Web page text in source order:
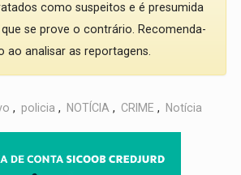
como suspeitos e é presumida
se prove o contrário. Recomenda-
ao analisar as reportagens.
, policia , NOTÍCIA , CRIME , Notícia